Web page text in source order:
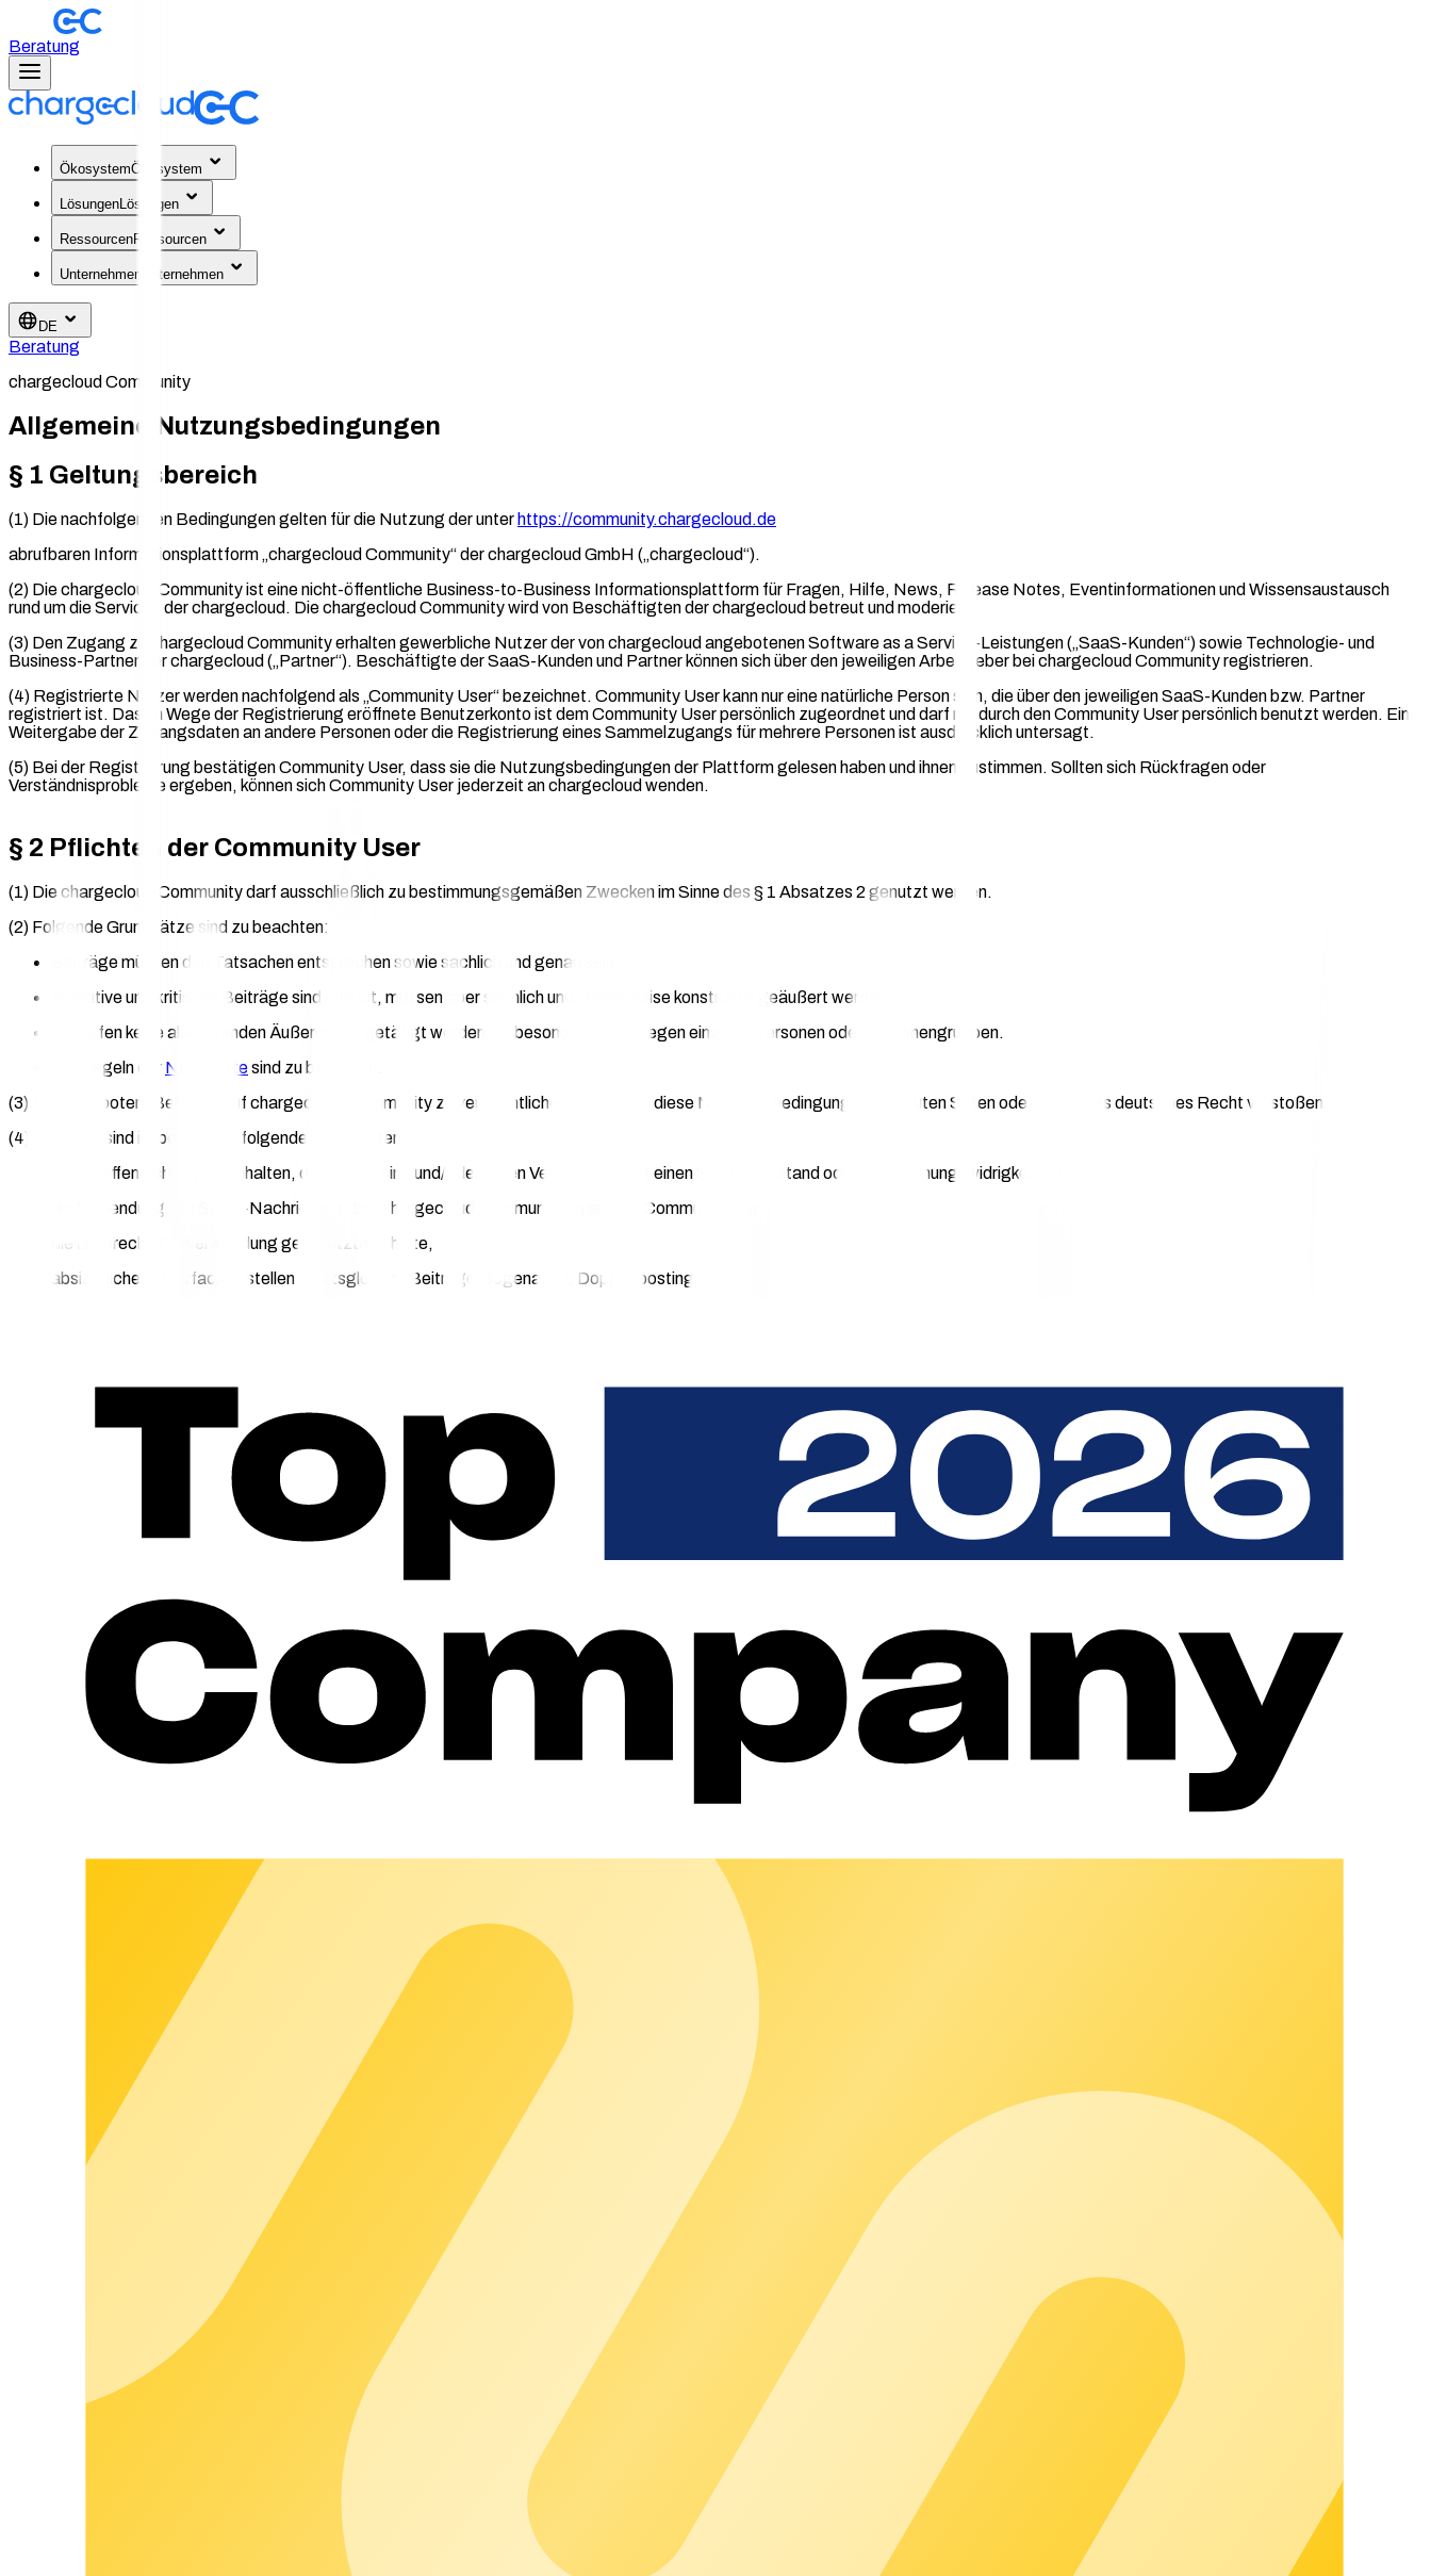
Beratung
ÖkosystemÖkosystem
LösungenLösungen
RessourcenRessourcen
Unternehmen Unternehmen
DE
Beratung
chargecloud Community
Allgemeine Nutzungsbedingungen
§ 1 Geltungsbereich
(1) Die nachfolgenden Bedingungen gelten für die Nutzung der unter https://community.chargecloud.de
abrufbaren Informationsplattform „chargecloud Community“ der chargecloud GmbH („chargecloud“).
(2) Die chargecloud Community ist eine nicht-öffentliche Business-to-Business Informationsplattform für Fragen, Hilfe, News, Release Notes, Eventinformationen und Wissensaustausch
rund um die Services der chargecloud. Die chargecloud Community wird von Beschäftigten der chargecloud betreut und moderiert.
(3) Den Zugang zu chargecloud Community erhalten gewerbliche Nutzer der von chargecloud angebotenen Software as a Service-Leistungen („SaaS-Kunden“) sowie Technologie- und
Business-Partner der chargecloud („Partner“). Beschäftigte der SaaS-Kunden und Partner können sich über den jeweiligen Arbeitgeber bei chargecloud Community registrieren.
(4) Registrierte Nutzer werden nachfolgend als „Community User“ bezeichnet. Community User kann nur eine natürliche Person sein, die über den jeweiligen SaaS-Kunden bzw. Partner
registriert ist. Das im Wege der Registrierung eröffnete Benutzerkonto ist dem Community User persönlich zugeordnet und darf nur durch den Community User persönlich benutzt werden. Eine
Weitergabe der Zugangsdaten an andere Personen oder die Registrierung eines Sammelzugangs für mehrere Personen ist ausdrücklich untersagt.
(5) Bei der Registrierung bestätigen Community User, dass sie die Nutzungsbedingungen der Plattform gelesen haben und ihnen zustimmen. Sollten sich Rückfragen oder
Verständnisprobleme ergeben, können sich Community User jederzeit an chargecloud wenden.
§ 2 Pflichten der Community User
(1) Die chargecloud Community darf ausschließlich zu bestimmungsgemäßen Zwecken im Sinne des § 1 Absatzes 2 genutzt werden.
(2) Folgende Grundsätze sind zu beachten:
Beiträge müssen den Tatsachen entsprechen sowie sachlich und genau sein.
Negative und kritische Beiträge sind erlaubt, müssen aber sachlich und idealerweise konstruktiv geäußert werden.
Es dürfen keine abwertenden Äußerungen getätigt werden, insbesondere nicht gegen einzelne Personen oder Personengruppen.
Die Regeln der Netiquettesind zu beachten.
(3) Es ist verboten, Beiträge auf chargecloud Community zu veröffentlichen, die gegen diese Nutzungsbedingungen, die guten Sitten oder geltendes deutsches Recht verstoßen.
(4) Verboten sind insbesondere folgende Handlungen:
die Veröffentlichung von Inhalten, die unwahr sind und/oder deren Veröffentlichung einen Straftatbestand oder eine Ordnungswidrigkeit erfüllen,
die Versendung von Spam-Nachrichten über chargecloud Community an andere Community User,
die unberechtigte Verwendung geschützter Inhalte,
absichtliches Mehrfacheinstellen inhaltsgleicher Beiträge (sogenannte Doppel-postings),
das Einstellen von Inhalten, die nicht in Bezug zu Produkten und Themen rund um die chargecloud oder generell zur E-Mobility stehen (Ausnahme ist der "Dies & Das" Bereich);
das Einstellen von Angaben zu Preisen und Rabatten, die zwischen dem SaaS-Kunden und chargecloud bzw. einem Partner und chargecloud vereinbart sind sowie alle damit
zusammenhängenden Angebote oder Unterlagen hierzu
und die Weitergabe vertraulicher Informationen unter Verstoß gegen die Vertraulichkeitsbestimmungen nach § 9.
(5) chargecloud behält sich vor, Community User, die gegen die Nutzungsbestimmungen verstoßen, von der weiteren Nutzung der Plattform auszuschließen, ihre Nutzerrechte zu
einzuschränken und/oder Beiträge, die gegen die Vorgaben der Nutzungsbedingungen verstoßen, zu entfernen.
(6) Community User haften für die von Ihnen eingestellten Inhalte. Der Community User stellt chargecloud von Ansprüchen Dritter aufgrund rechtswidriger Beiträge frei.
§ 3 Nutzungsrechte an Inhalten
(1) Der Community User räumt chargecloud mit der Einstellung des Beitrags das Recht ein, diesen dauerhaft zum Abruf in der Informationsplattform bereitzuhalten, ihn zu löschen, zu (unter
Kenntlichmachung der Bearbeitung) zu bearbeiten, innerhalb der Plattform zu verschieben, ihn mit anderen Inhalten zu verknüpfen oder Threads zu schließen.
(2) Einzelne Inhalte der Informationsplattform dürfen zum ausschließlich eigenen und internen Gebrauch heruntergeladen, vorübergehend gespeichert und ausgedruckt werden. Jede sonstige
Vervielfältigung, Übertragung oder Verbreitung ist ohne die ausdrückliche Einwilligung von chargecloud untersagt.
Nutzung der Informationen, der Links oder dem Vertrauen auf deren Richtigkeit ausgeschlossen. Verweise und Links auf Websites Dritter bedeuten nicht, dass sich chargecloud die hinter dem
Verweis oder Link liegenden Inhalte zu eigen machen. Die Inhalte begründen keine Verantwortung von chargecloud für die dort bereitgehaltenen Daten und Informationen. Chargecloud hat
keinen Einfluss auf die hinter dem Link liegende Inhalte. Für rechtswidrige, fehlerhafte oder unvollständige Inhalte und für Schäden, die aufgrund der Nutzung von einem hinter dem Link
liegenden Inhalt verursacht worden sind, haftet chargecloud daher nicht.
(2) chargecloud weist ausdrücklich darauf hin, dass Beiträge und Diskussionen zu rechtlichen Themen in der Community vollkommen unverbindlich sind. Die Nutzung der Beiträge und deren
Verwertung erfolgt auf eigene Gefahr.
(3) Es wird nicht für einen ständigen, unterbrechungsfreien Abruf der Webseite garantiert. Einer Haftung diesbezüglich wird hiermit ausdrücklich widersprochen. Auch bei großer Sorgfalt
können Ausfallzeiten leider nicht ausgeschlossen werden.
§ 5 Urheberrecht
Das Urheberrecht an dem Inhalt dieser Webseite oder Teilen davon steht chargecloud oder Dritten zu, die chargecloud ein entsprechendes Nutzungsrecht eingeräumt haben, zu. Soweit nicht
explizit abweichend geregelt, darf jede Form von Wiedergabe und/oder Modifikation außerhalb der Informationsplattform nur mit schriftlicher Einwilligung durch chargecloud erfolgen.
Andernfalls behalten wir uns das Recht vor, gerichtlich gegen diese Rechtsverletzung vorzugehen. Alle Kosten, die durch eine Rechtsverletzung durch einen Community User auf Seiten von
chargecloud verursacht werden, werden diesem in Rechnung gestellt.
§ 6 Änderungsvorbehalt
Wir haben jederzeit das Recht, die Nutzungsbedingungen zu ändern. Die Änderung wird dann per Community-Posting auf der Webseite veröffentlicht.
§ 7 Laufzeit und Kündigung
(1) Nach erfolgreichem Abschluss der Registrierung können Community User die Informationsplattform auf unbestimmte Zeit nutzen. Die Mitgliedschaft in der chargecloud Community endet
ohne das Erfordernis einer gesonderten Kündigung bei der Beendigung des Vertragsverhältnisses zwischen chargecloud und dem SaaS-Kunden bzw. Partner, dem ein Community User
(2) Ist ein Community User nicht mehr für den SaaS-Kunden bzw. Partner tätig, sperrt bzw. löscht chargecloud das Benutzerkonto auf Mitteilung des betreffenden SaaS-Kunden bzw.
Partners. Die Mitteilung erfolgt in Textform an
community@chargecloud.de
(3) Community User können ihre Mitgliedschaft jederzeit ohne Angabe von Gründen fristlos kündigen. Die Kündigung erfolgt in Textform an
community@chargecloud.de
(4) chargecloud behält sich vor, die von einem Community User eingestellten Inhalte (insbesondere, aber nicht ausschließlich Beiträge sowie Kommentare) nach der Löschung des